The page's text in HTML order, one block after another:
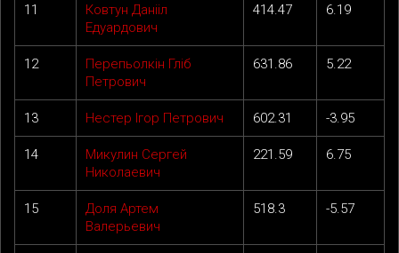
11
Ковтун Данііл
Едуардович
414.47 6.19
12
Перепьолкін Гліб
Петрович
631.86 5.22
13 Нестер Ігор Петрович 602.31 -3.95
14
Микулин Сергей
Николаевич
221.59 6.75
15
Доля Артем
Валерьевич
518.3 -5.57